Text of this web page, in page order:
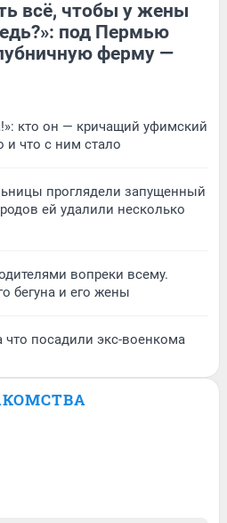
всё, чтобы у жены
под Пермью
ферму —
кто он — кричащий уфимский
и что с ним стало
проглядели запущенный
ей удалили несколько
вопреки всему.
бегуна и его жены
что посадили экс-военкома